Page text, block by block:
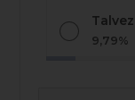
Talvez
9,79%